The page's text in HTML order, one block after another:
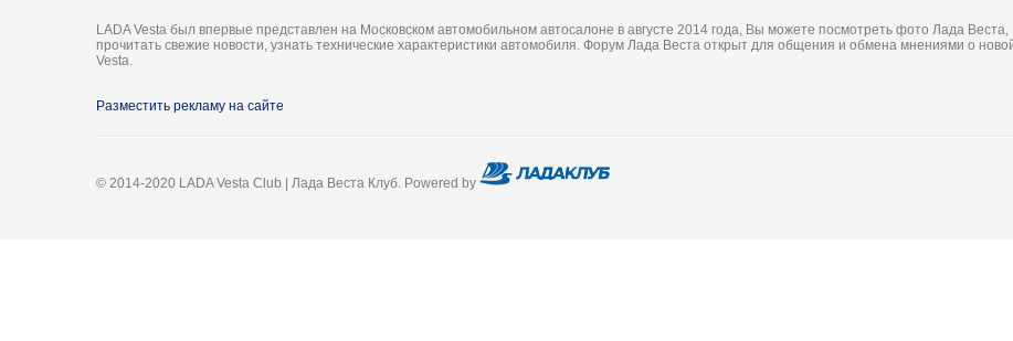
LADA Vesta был впервые представлен на Московском автомобильном автосалоне в августе 2014 года, Вы можете посмотреть фото Лада Веста,
прочитать свежие новости, узнать технические характеристики автомобиля. Форум Лада Веста открыт для общения и обмена мнениями о
Vesta.
Разместить рекламу на сайте
© 2014-2020 LADA Vesta Club | Лада Веста Клуб. Powered by